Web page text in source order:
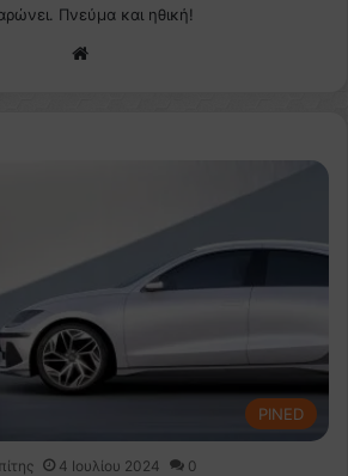
Πνεύμα και ηθική!
PINED
4 Ιουλίου 2024 0